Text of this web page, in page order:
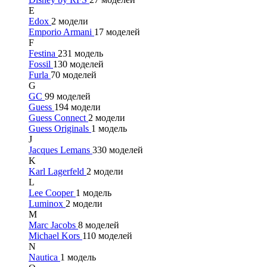
E
Edox 2 модели
Emporio Armani 17 моделей
F
Festina 231 модель
Fossil 130 моделей
Furla 70 моделей
G
GC 99 моделей
Guess 194 модели
Guess Connect 2 модели
Guess Originals 1 модель
J
Jacques Lemans 330 моделей
K
Karl Lagerfeld 2 модели
L
Lee Cooper 1 модель
Luminox 2 модели
M
Marc Jacobs 8 моделей
Michael Kors 110 моделей
N
Nautica 1 модель